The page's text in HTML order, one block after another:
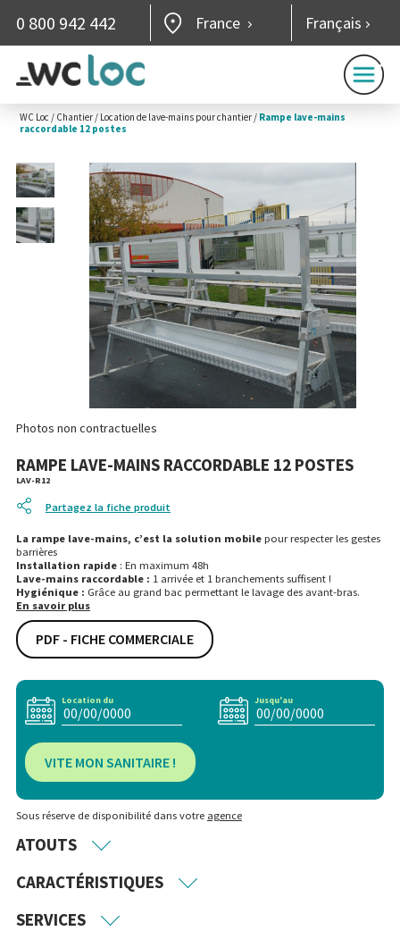
0 800 942 442 France Français
WC Loc / Chantier / Location de lave-mains pour chantier / Rampe lave-mains
raccordable 12 postes
Photos non contractuelles
RAMPE LAVE-MAINS RACCORDABLE 12 POSTES
LAV-R12
Partagez la fiche produit
La rampe lave-mains, c’est la solution mobilepour respecter les gestes
barrières
Installation rapide: En maximum 48h
Lave-mains raccordable : 1 arrivée et 1 branchements suffisent !
Hygiénique : Grâce au grand bac permettant le lavage des avant-bras.
En savoir plus
PDF - FICHE COMMERCIALE
Location du Jusqu'au
VITE MON SANITAIRE !
Sous réserve de disponibilité dans votre agence
ATOUTS
CARACTÉRISTIQUES
SERVICES